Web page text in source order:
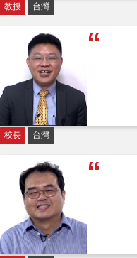
教授 台灣
校長 台灣